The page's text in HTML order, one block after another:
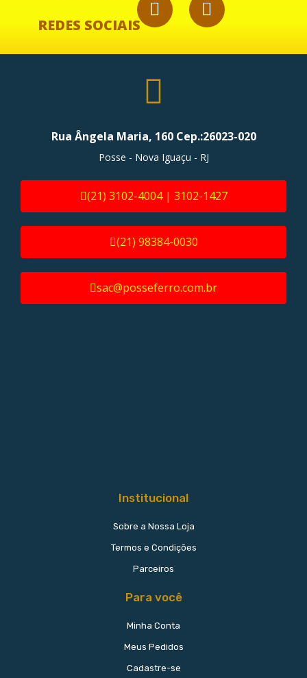
REDES SOCIAIS
Rua Ângela Maria, 160 Cep.:26023-020
Posse - Nova Iguaçu - RJ
(21) 3102-4004 | 3102-1427
(21) 98384-0030
sac@posseferro.com.br
Institucional
Sobre a Nossa Loja
Termos e Condições
Parceiros
Para você
Minha Conta
Meus Pedidos
Cadastre-se